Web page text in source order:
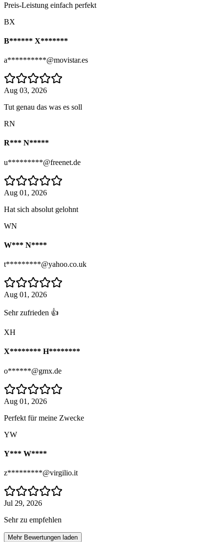
Preis-Leistung einfach perfekt
BX
B****** X*******
a**********@movistar.es
Aug 03, 2026
Tut genau das was es soll
RN
R*** N*****
u*********@freenet.de
Aug 01, 2026
Hat sich absolut gelohnt
WN
W*** N****
t*********@yahoo.co.uk
Aug 01, 2026
Sehr zufrieden 👍
XH
X******** H********
o******@gmx.de
Aug 01, 2026
Perfekt für meine Zwecke
YW
Y*** W****
z*********@virgilio.it
Jul 29, 2026
Sehr zu empfehlen
Mehr Bewertungen laden